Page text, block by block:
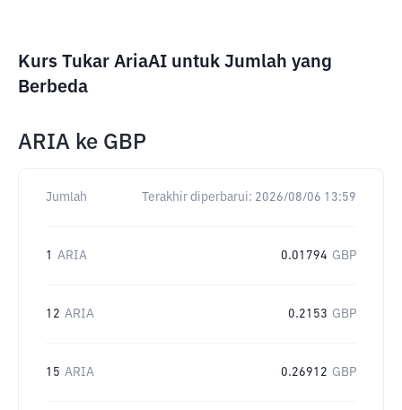
Kurs Tukar AriaAI untuk Jumlah yang
Berbeda
ARIA ke GBP
Jumlah Terakhir diperbarui: 2026/08/06 13:59
1 ARIA 0.01794 GBP
12 ARIA 0.2153 GBP
15 ARIA 0.26912 GBP